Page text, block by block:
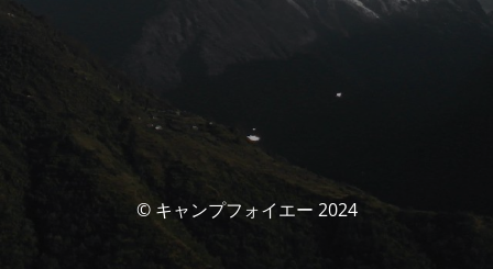
© キャンプフォイエー 2024